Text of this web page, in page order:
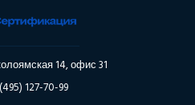
14, офис 31
127-70-99